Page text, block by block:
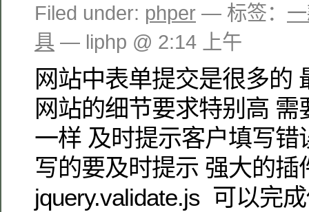
Filed under: phper — 标签：
具 — liphp @ 2:14 上午
网站中表单提交是很多的
网站的细节要求特别高
一样 及时提示客户填写错
写的要及时提示 强大的插
jquery.validate.js 可以完